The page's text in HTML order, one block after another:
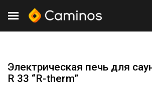
Электрическая печь для
R 33 “R-therm”